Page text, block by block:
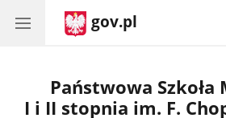
gov.pl
Państwowa Szkoła
I i II stopnia im. F.